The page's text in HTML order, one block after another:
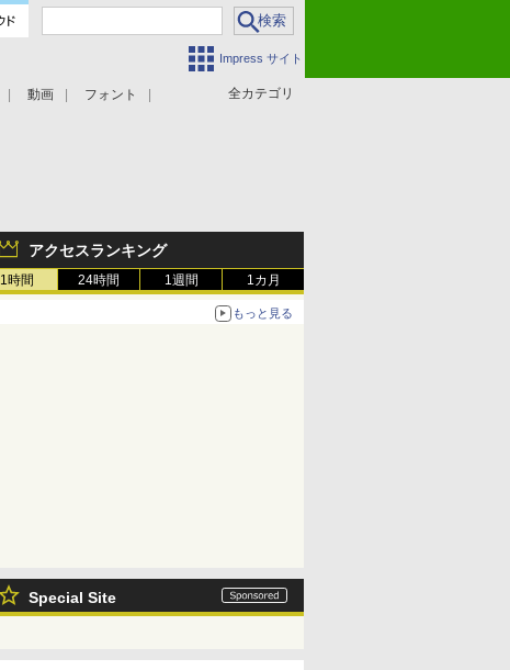
Impress サイト
全カテゴリ
動画 フォント
アクセスランキング
1時間 24時間 1週間 1カ月
もっと見る
Special Site